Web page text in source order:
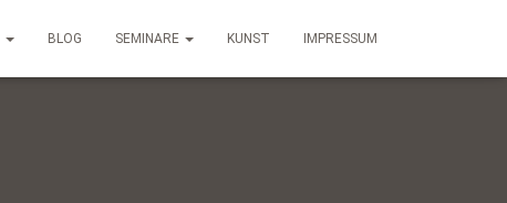
BLOG SEMINARE KUNST IMPRESSUM